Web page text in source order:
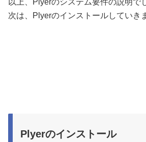
以上、Plyerのシステム要件の説明で
次は、Plyerのインストールしていき
Plyerのインストール